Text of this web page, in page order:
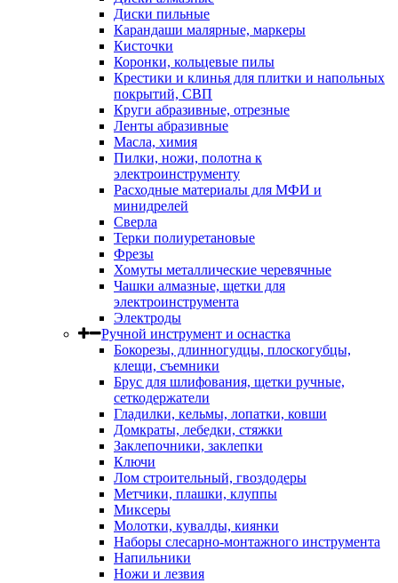
Диски пильные
Карандаши малярные, маркеры
Кисточки
Коронки, кольцевые пилы
Крестики и клинья для плитки и напольных
покрытий, СВП
Круги абразивные, отрезные
Ленты абразивные
Масла, химия
Пилки, ножи, полотна к
электроинструменту
Расходные материалы для МФИ и
минидрелей
Сверла
Терки полиуретановые
Фрезы
Хомуты металлические черевячные
Чашки алмазные, щетки для
электроинструмента
Электроды
Ручной инструмент и оснастка
Бокорезы, длинногудцы, плоскогубцы,
клещи, съемники
Брус для шлифования, щетки ручные,
сеткодержатели
Гладилки, кельмы, лопатки, ковши
Домкраты, лебедки, стяжки
Заклепочники, заклепки
Ключи
Лом строительный, гвоздодеры
Метчики, плашки, клуппы
Миксеры
Молотки, кувалды, киянки
Наборы слесарно-монтажного инструмента
Напильники
Ножи и лезвия